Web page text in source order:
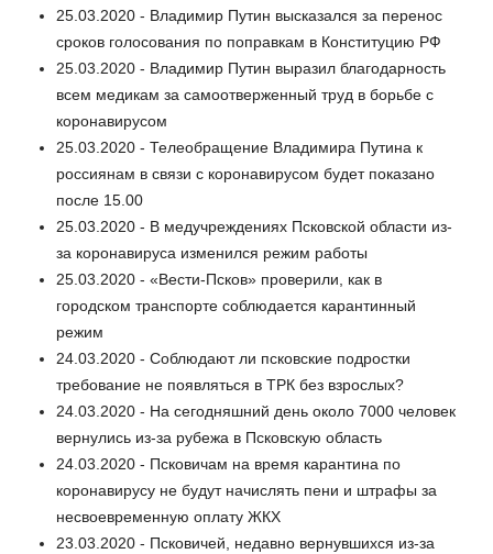
25.03.2020 - Владимир Путин высказался за перенос
сроков голосования по поправкам в Конституцию РФ
25.03.2020 - Владимир Путин выразил благодарность
всем медикам за самоотверженный труд в борьбе с
коронавирусом
25.03.2020 - Телеобращение Владимира Путина к
россиянам в связи с коронавирусом будет показано
после 15.00
25.03.2020 - В медучреждениях Псковской области из-
за коронавируса изменился режим работы
25.03.2020 - «Вести-Псков» проверили, как в
городском транспорте соблюдается карантинный
режим
24.03.2020 - Соблюдают ли псковские подростки
требование не появляться в ТРК без взрослых?
24.03.2020 - На сегодняшний день около 7000 человек
вернулись из-за рубежа в Псковскую область
24.03.2020 - Псковичам на время карантина по
коронавирусу не будут начислять пени и штрафы за
несвоевременную оплату ЖКХ
23.03.2020 - Псковичей, недавно вернувшихся из-за